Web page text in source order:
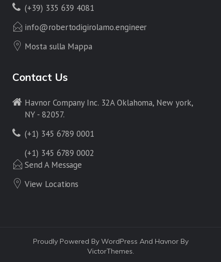
(+39) 335 639 4081
info@robertodigirolamo.engineer
Mosta sulla Mappa
Contact Us
Havnor Company Inc. 32A Oklahoma, New york,
NY - 82057.
(+1) 345 6789 0001
(+1) 345 6789 0002
Send A Message
View Locations
Proudly Powered By WordPress And Havnor By
VictorThemes.